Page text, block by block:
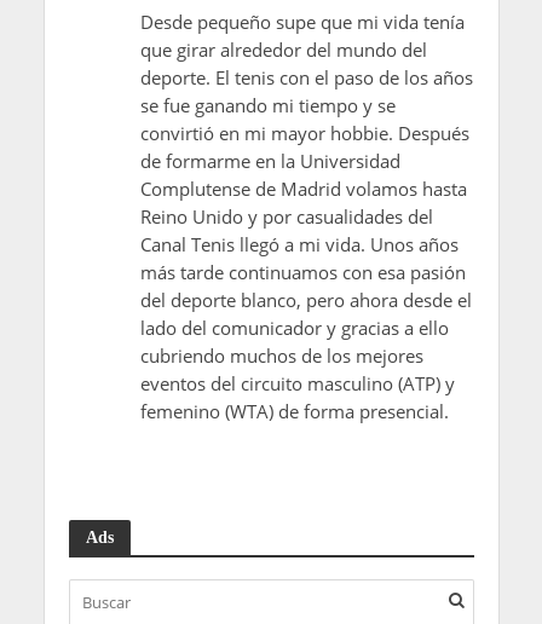
Desde pequeño supe que mi vida tenía
que girar alrededor del mundo del
deporte. El tenis con el paso de los años
se fue ganando mi tiempo y se
convirtió en mi mayor hobbie. Después
de formarme en la Universidad
Complutense de Madrid volamos hasta
Reino Unido y por casualidades del
Canal Tenis llegó a mi vida. Unos años
más tarde continuamos con esa pasión
del deporte blanco, pero ahora desde el
lado del comunicador y gracias a ello
cubriendo muchos de los mejores
eventos del circuito masculino (ATP) y
femenino (WTA) de forma presencial.
Ads